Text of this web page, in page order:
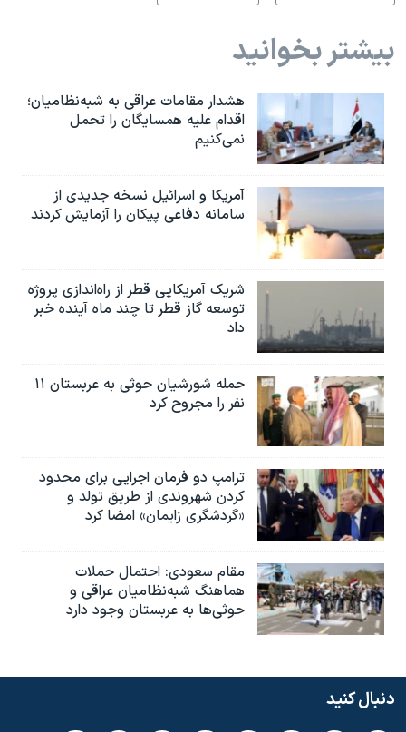
بیشتر بخوانید
هشدار مقامات عراقی به شبه‌نظامیان؛
اقدام علیه همسایگان را تحمل
نمی‌کنیم
آمریکا و اسرائیل نسخه جدیدی از
سامانه دفاعی پیکان را آزمایش کردند
شریک آمریکایی قطر از راه‌اندازی پروژه
توسعه گاز قطر تا چند ماه آینده خبر
داد
حمله شورشیان حوثی به عربستان ۱۱
نفر را مجروح کرد
ترامپ دو فرمان اجرایی برای محدود
کردن شهروندی از طریق تولد و
«گردشگری زایمان» امضا کرد
مقام سعودی: احتمال حملات
هماهنگ شبه‌نظامیان عراقی و
حوثی‌ها به عربستان وجود دارد
دنبال کنید